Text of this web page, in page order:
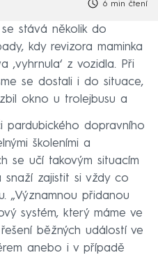
6 min čtení
stává několik do
kdy revizora maminka
‚vyhrnula‘ z vozidla. Při
se dostali i do situace,
okno u trolejbusu a
pardubického dopravního
školeními a
se učí takovým situacím
snaží zajistit si vždy co
„Významnou přidanou
systém, který máme ve
běžných událostí ve
anebo i v případě